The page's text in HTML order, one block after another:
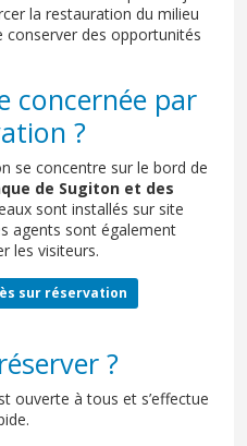
la restauration du milieu
des opportunités
concernée par
?
se concentre sur le bord de
de Sugiton et des
sont installés sur site
agents sont également
les visiteurs.
sur réservation
?
ouverte à tous et s’effectue